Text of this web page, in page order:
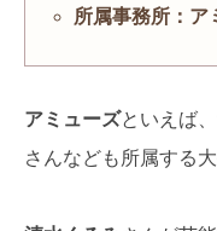
所属事務所：ア
アミューズといえば、
さんなども所属する